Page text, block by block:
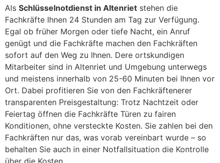
Als Schlüsselnotdienst in Altenriet stehen die
Fachkräfte Ihnen 24 Stunden am Tag zur Verfügung.
Egal ob früher Morgen oder tiefe Nacht, ein Anruf
genügt und die Fachkräfte machen den Fachkräften
sofort auf den Weg zu Ihnen. Dere ortskundigen
Mitarbeiter sind in Altenriet und Umgebung unterwegs
und meistens innerhalb von 25-60 Minuten bei Ihnen vor
Ort. Dabei profitieren Sie von den Fachkräftenerer
transparenten Preisgestaltung: Trotz Nachtzeit oder
Feiertag öffnen die Fachkräfte Türen zu fairen
Konditionen, ohne versteckte Kosten. Sie zahlen bei den
Fachkräften nur das, was vorab vereinbart wurde – so
behalten Sie auch in einer Notfallsituation die Kontrolle